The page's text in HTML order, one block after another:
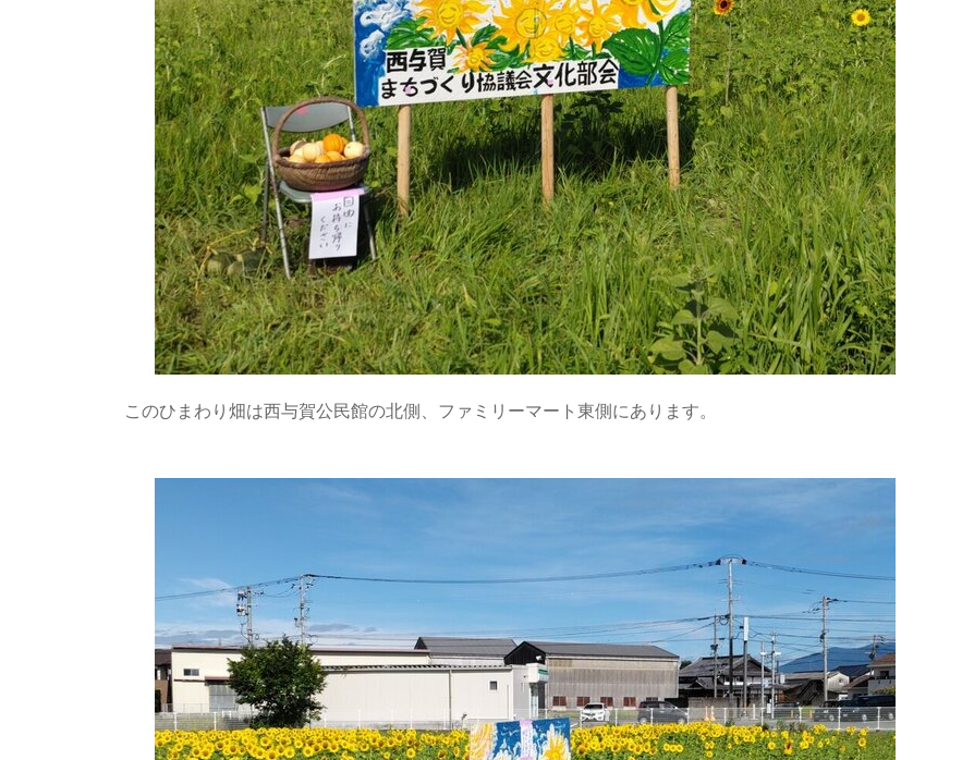
このひまわり畑は西与賀公民館の北側、ファミリーマート東側にあります。